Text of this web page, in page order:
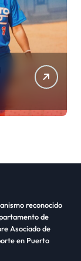
reconocido
de
Asociado de
en Puerto